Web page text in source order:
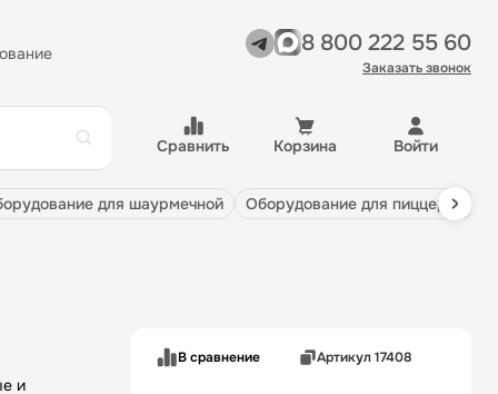
8 800 222 55 60
Заказать звонок
Сравнить Корзина Войти
для шаурмечной оборудование для пиццерии
В сравнение Артикул 17408